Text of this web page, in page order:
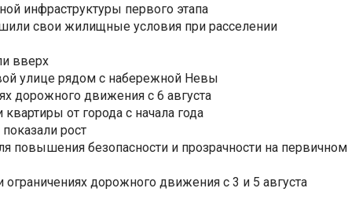
инфраструктуры первого этапа
свои жилищные условия при расселении
вверх
улице рядом с набережной Невы
дорожного движения с 6 августа
от города с начала года
рост
повышения безопасности и прозрачности на первичном
дорожного движения с 3 и 5 августа